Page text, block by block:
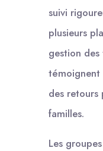
suivi
plusieurs
gestion
témoignent
des retours
familles.
Les